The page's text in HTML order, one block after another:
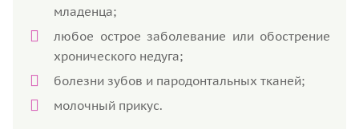
младенца;
любое острое заболевание или обострение
хронического недуга;
болезни зубов и пародонтальных тканей;
молочный прикус.